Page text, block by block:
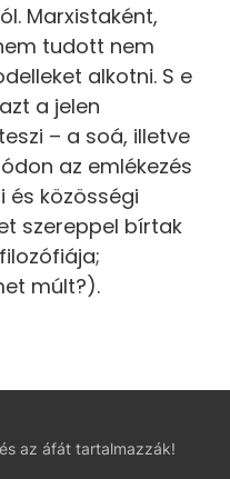
Marxistaként,
tudott nem
alkotni. S e
a jelen
– a soá, illetve
az emlékezés
és közösségi
szereppel bírtak
múlt?).
az áfát tartalmazzák!